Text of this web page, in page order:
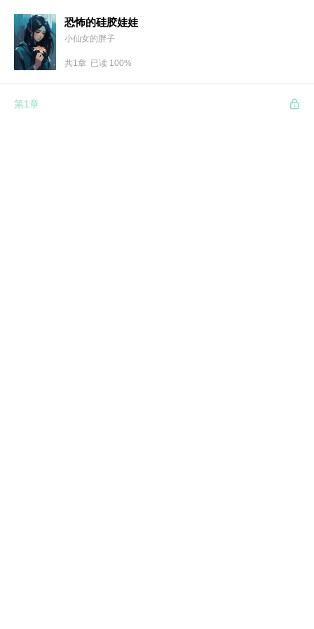
恐怖的硅胶娃娃
小仙女的胖子
共1章 已读 100%
第1章